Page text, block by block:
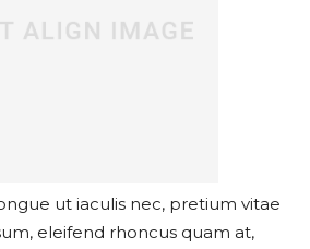
ut iaculis nec, pretium vitae
eleifend rhoncus quam at,